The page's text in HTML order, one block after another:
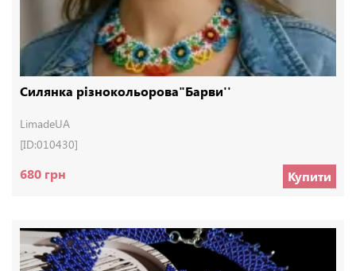
Силянка різнокольорова"Барви''
LimadeUA
[ID:010430]
680 грн Купити